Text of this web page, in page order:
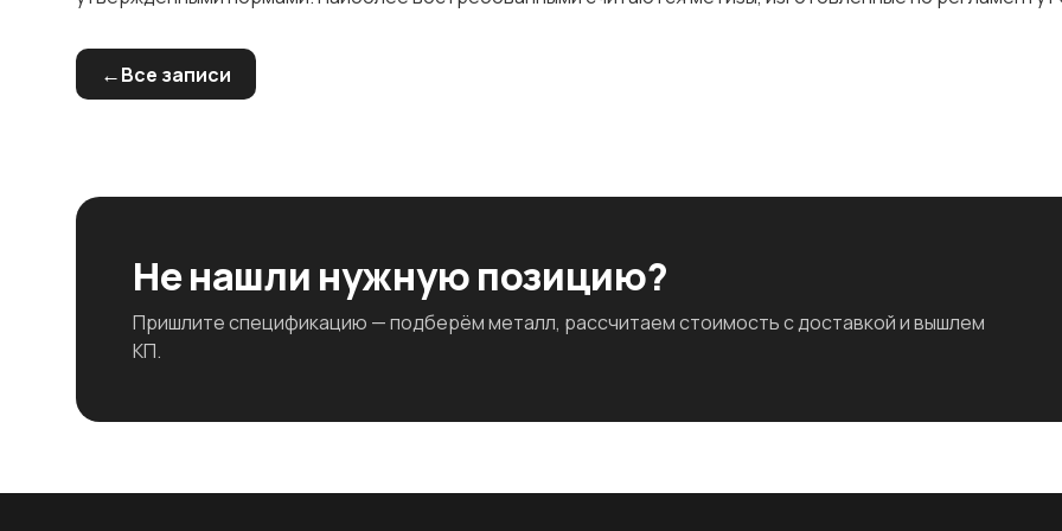
Все записи
Не нашли нужную позицию?
Пришлите спецификацию — подберём металл, рассчитаем стоимость с доставкой и вышлем
КП.